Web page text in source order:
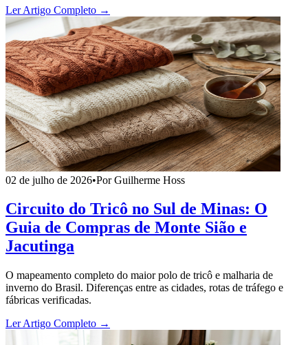
Ler Artigo Completo →
02 de julho de 2026•Por Guilherme Hoss
Circuito do Tricô no Sul de Minas: O
Guia de Compras de Monte Sião e
Jacutinga
O mapeamento completo do maior polo de tricô e malharia de
inverno do Brasil. Diferenças entre as cidades, rotas de tráfego e
fábricas verificadas.
Ler Artigo Completo →